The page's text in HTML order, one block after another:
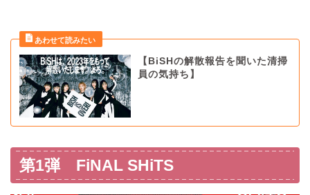
【BiSHの解散報告を聞いた清掃
員の気持ち】
第1弾 FiNAL SHiTS